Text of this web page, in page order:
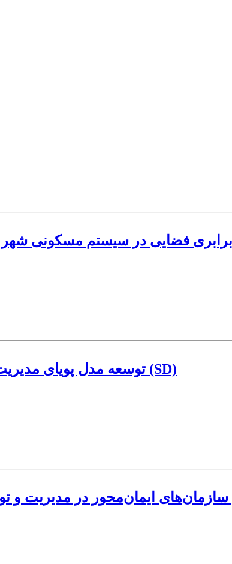
فضایی در سیستم مسکونی شهر
توسعه مدل پویای مدیریت بحران زلزله در تهران با استفاده از رویکرد پویایی‌‌شناسی سیستم (SD)